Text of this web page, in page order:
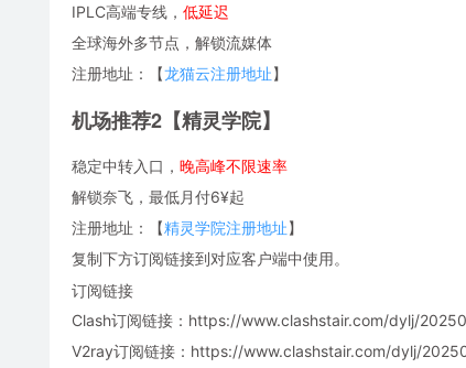
IPLC高端专线， 低延迟
全球海外多节点，解锁流媒体
注册地址：【龙猫云注册地址】
机场推荐2【精灵学院】
稳定中转入口， 晚高峰不限速率
解锁奈飞，最低月付6¥起
注册地址：【精灵学院注册地址】
复制下方订阅链接到对应客户端中使用。
订阅链接
Clash订阅链接：https://www.clashstair.com/dylj/
V2ray订阅链接：https://www.clashstair.com/dylj/